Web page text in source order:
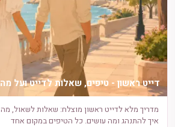
דייט ראשון - טיפים, שאלות לדייט ועל
מדריך מלא לדייט ראשון מוצלח: שאלות לשאול,
איך להתנהג ומה עושים. כל הטיפים במקום אחד